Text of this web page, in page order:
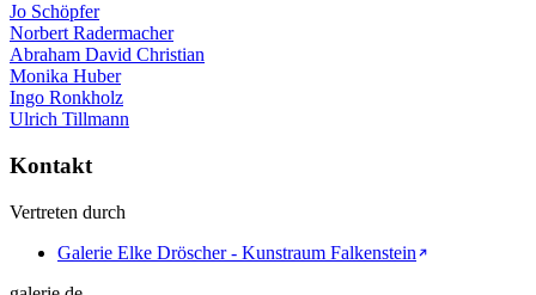
Jo Schöpfer
Norbert Radermacher
Abraham David Christian
Monika Huber
Ingo Ronkholz
Ulrich Tillmann
Kontakt
Vertreten durch
Galerie Elke Dröscher - Kunstraum Falkenstein